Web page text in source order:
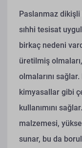
Paslanmaz
sıhhi tesisat
birkaç nedeni
üretilmiş
olmalarını
kimyasallar gibi
kullanımını
malzemesi,
sunar, bu da